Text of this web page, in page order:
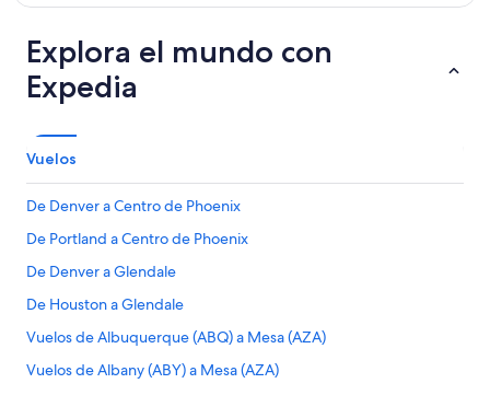
Explora el mundo con
Expedia
Vuelos
De Denver a Centro de Phoenix
De Portland a Centro de Phoenix
De Denver a Glendale
De Houston a Glendale
Vuelos de Albuquerque (ABQ) a Mesa (AZA)
Vuelos de Albany (ABY) a Mesa (AZA)